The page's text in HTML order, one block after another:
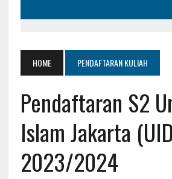
HOME PENDAFTARAN KULIAH
Pendaftaran S2
Islam Jakarta
2023/2024